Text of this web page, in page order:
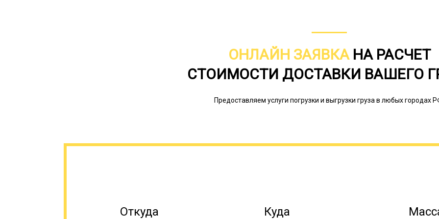
Грузоподъемность тралов
модели без бортов с малой высотой
ОНЛАЙН ЗАЯВКАНА РАСЧЕТ
СТОИМОСТИ ДОСТАВКИ ВАШЕГО
Предоставляем услуги погрузки и выгрузки груза в любых городах
Откуда Куда